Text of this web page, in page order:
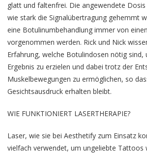
glatt und faltenfrei. Die angewendete
wie stark die Signalübertragung gehemmt
eine Botulinumbehandlung immer von
vorgenommen werden. Rick und Nick
Erfahrung, welche Botulindosen nötig sind,
Ergebnis zu erzielen und dabei trotz der
Muskelbewegungen zu ermöglichen, so
Gesichtsausdruck erhalten bleibt.
WIE FUNKTIONIERT LASERTHERAPIE?
Laser, wie sie bei Aesthetify zum Einsatz
vielfach verwendet, um ungeliebte Tattoos